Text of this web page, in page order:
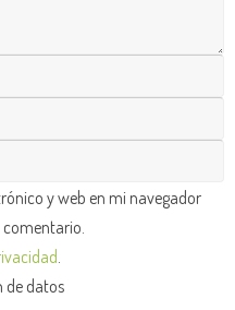
y web en mi navegador
.
de datos